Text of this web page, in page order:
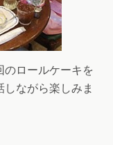
のロールケーキを
ながら楽しみま